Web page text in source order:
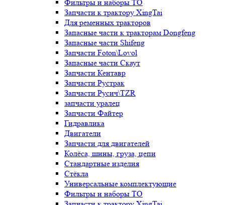
Фильтры и наборы ТО
Запчасти к трактору XingTai
Для ременных тракторов
Запасные части к тракторам Dongfeng
Запасные части Shifeng
Запчасти Foton\Lovol
Запасные части Скаут
Запчасти Кентавр
Запчасти Рустрак
Запчасти Русич\TZR
запчасти уралец
Запчасти Файтер
Гидравлика
Двигатели
Запчасти для двигателей
Колёса, шины, груза, цепи
Стандартные изделия
Стёкла
Универсальные комплектующие
Фильтры и наборы ТО